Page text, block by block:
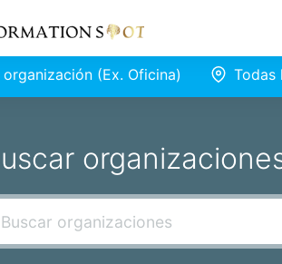
(Ex. Oficina) Todas